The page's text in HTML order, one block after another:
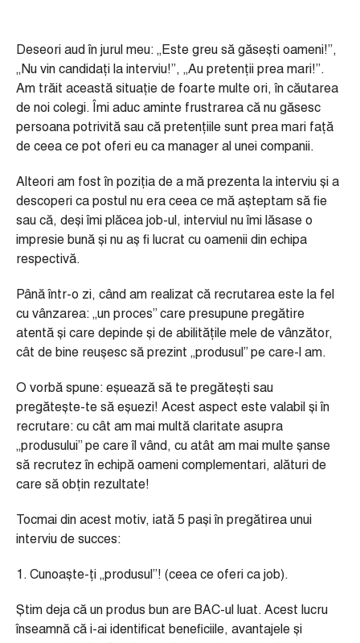
Deseori aud în jurul meu: „Este greu să găsești oameni!”,
„Nu vin candidați la interviu!”, „Au pretenții prea mari!”.
Am trăit această situație de foarte multe ori, în căutarea
de noi colegi. Îmi aduc aminte frustrarea că nu găsesc
persoana potrivită sau că pretențiile sunt prea mari față
de ceea ce pot oferi eu ca manager al unei companii.
Alteori am fost în poziția de a mă prezenta la interviu și a
descoperi ca postul nu era ceea ce mă așteptam să fie
sau că, deși îmi plăcea job-ul, interviul nu îmi lăsase o
impresie bună și nu aș fi lucrat cu oamenii din echipa
respectivă.
Până într-o zi, când am realizat că recrutarea este la fel
cu vânzarea: „un proces” care presupune pregătire
atentă și care depinde și de abilitățile mele de vânzător,
cât de bine reușesc să prezint „produsul” pe care-l am.
O vorbă spune: eșuează să te pregătești sau
pregătește-te să eșuezi! Acest aspect este valabil și în
recrutare: cu cât am mai multă claritate asupra
„produsului” pe care îl vând, cu atât am mai multe șanse
să recrutez în echipă oameni complementari, alături de
care să obțin rezultate!
Tocmai din acest motiv, iată 5 pași în pregătirea unui
interviu de succes:
1. Cunoaște-ți „produsul”! (ceea ce oferi ca job).
Știm deja că un produs bun are BAC-ul luat. Acest lucru
înseamnă că i-ai identificat beneficiile, avantajele și